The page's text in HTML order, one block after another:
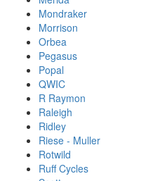
Mondraker
Morrison
Orbea
Pegasus
Popal
QWIC
R Raymon
Raleigh
Ridley
Riese - Muller
Rotwild
Ruff Cycles